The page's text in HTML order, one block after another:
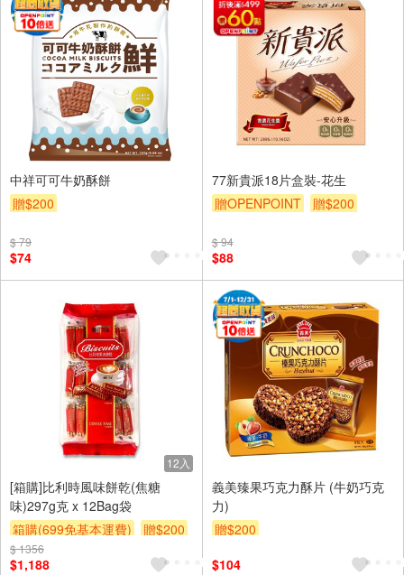
中祥可可牛奶酥餅
贈$200
$ 79
$74
77新貴派18片盒裝-花生
贈OPENPOINT
贈$200
$ 94
$88
12入
[箱購]比利時風味餅乾(焦糖
味)297g克 x 12Bag袋
箱購(699免基本運費)
贈$200
$ 1356
$1,188
義美臻果巧克力酥片 (牛奶巧克
力)
贈$200
$104